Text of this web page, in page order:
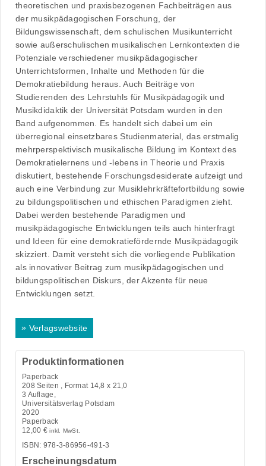
theoretischen und praxisbezogenen Fachbeiträgen aus
der musikpädagogischen Forschung, der
Bildungswissenschaft, dem schulischen Musikunterricht
sowie außerschulischen musikalischen Lernkontexten die
Potenziale verschiedener musikpädagogischer
Unterrichtsformen, Inhalte und Methoden für die
Demokratiebildung heraus. Auch Beiträge von
Studierenden des Lehrstuhls für Musikpädagogik und
Musikdidaktik der Universität Potsdam wurden in den
Band aufgenommen. Es handelt sich dabei um ein
überregional einsetzbares Studienmaterial, das erstmalig
mehrperspektivisch musikalische Bildung im Kontext des
Demokratielernens und -lebens in Theorie und Praxis
diskutiert, bestehende Forschungsdesiderate aufzeigt und
auch eine Verbindung zur Musiklehrkräftefortbildung sowie
zu bildungspolitischen und ethischen Paradigmen zieht.
Dabei werden bestehende Paradigmen und
musikpädagogische Entwicklungen teils auch hinterfragt
und Ideen für eine demokratiefördernde Musikpädagogik
skizziert. Damit versteht sich die vorliegende Publikation
als innovativer Beitrag zum musikpädagogischen und
bildungspolitischen Diskurs, der Akzente für neue
Entwicklungen setzt.
» Verlagswebsite
Produktinformationen
Paperback
208 Seiten , Format 14,8 x 21,0
3 Auflage,
Universitätsverlag Potsdam
2020
Paperback
12,00 € inkl. MwSt.
ISBN: 978-3-86956-491-3
Erscheinungsdatum